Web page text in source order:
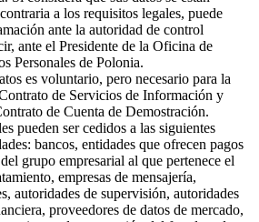
a los requisitos legales, puede
ante la autoridad de control
ante el Presidente de la Oficina de
Personales de Polonia.
es voluntario, pero necesario para la
de Servicios de Información y
de Cuenta de Demostración.
pueden ser cedidos a las siguientes
bancos, entidades que ofrecen pagos
grupo empresarial al que pertenece el
empresas de mensajería,
autoridades de supervisión, autoridades
proveedores de datos de mercado,